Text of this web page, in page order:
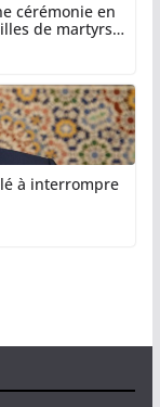
cérémonie en
de martyrs
cadre de la lutte